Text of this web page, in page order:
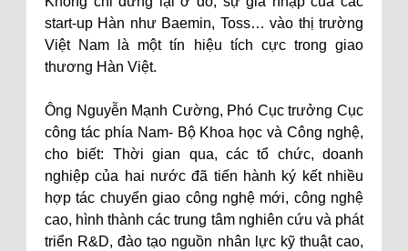
start-up Hàn như Baemin, Toss… vào thị trường
Việt Nam là một tín hiệu tích cực trong giao
thương Hàn Việt.
Ông Nguyễn Mạnh Cường, Phó Cục trưởng Cục
công tác phía Nam- Bộ Khoa học và Công nghệ,
cho biết: Thời gian qua, các tổ chức, doanh
nghiệp của hai nước đã tiến hành ký kết nhiều
hợp tác chuyển giao công nghệ mới, công nghệ
cao, hình thành các trung tâm nghiên cứu và phát
triển R&D, đào tạo nguồn nhân lực kỹ thuật cao,